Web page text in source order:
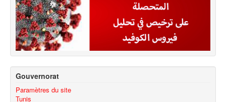
Gouvernorat
Paramètres du site
Tunis